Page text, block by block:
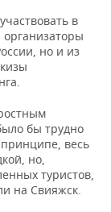
в
но и из
бы трудно
весь
но,
туристов,
на Свияжск.